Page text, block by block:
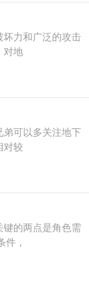
力和广泛的攻击
对地
可以多关注地下
对较
的两点是角色需
，